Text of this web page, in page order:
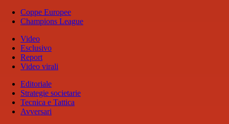
Coppe Europee
Champions League
Video
Esclusivo
Report
Video virali
Editoriale
Strategie societarie
Tecnica e Tattica
Avversari